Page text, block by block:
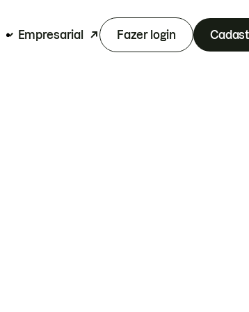
Empresarial Fazer login